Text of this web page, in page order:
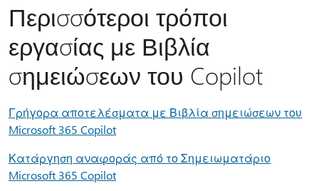
Περισσότεροι τρόποι
εργασίας με Βιβλία
σημειώσεων του Copilot
Γρήγορα αποτελέσματα με Βιβλία σημειώσεων του
Microsoft 365 Copilot
Κατάργηση αναφοράς από το Σημειωματάριο
Microsoft 365 Copilot